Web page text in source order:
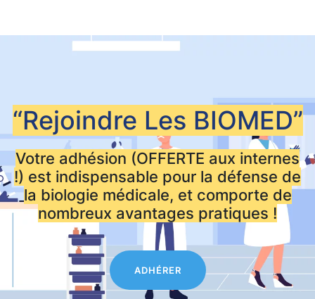
“Rejoindre Les BIOMED”
Votre adhésion (OFFERTE aux internes
!) est indispensable pour la défense de
la biologie médicale, et comporte de
nombreux avantages pratiques !
ADHÉRER